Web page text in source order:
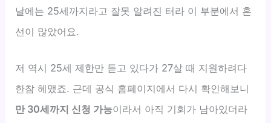
날에는 25세까지라고 잘못 알려진 터라 이 부분에서 혼
선이 많았어요.
저 역시 25세 제한만 듣고 있다가 27살 때 지원하려다
한참 헤맸죠. 근데 공식 홈페이지에서 다시 확인해보니
만 30세까지 신청 가능이라서 아직 기회가 남아있더라